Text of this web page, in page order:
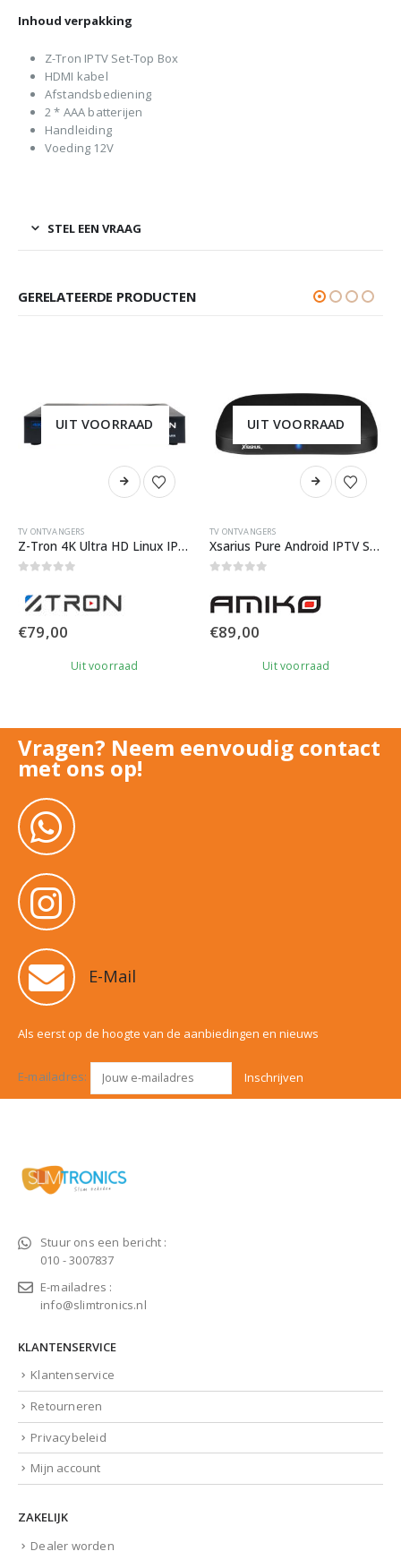
Inhoud verpakking
Z-Tron IPTV Set-Top Box
HDMI kabel
Afstandsbediening
2 * AAA batterijen
Handleiding
Voeding 12V
STEL EEN VRAAG
GERELATEERDE PRODUCTEN
UIT VOORRAAD
TV ONTVANGERS
Z-Tron 4K Ultra HD Linux IPTV Box
€79,00
Uit voorraad
UIT VOORRAAD
TV ONTVANGERS
Xsarius Pure Android IPTV Set Top Box
€89,00
Uit voorraad
Vragen? Neem eenvoudig contact
met ons op!
E-Mail
Als eerst op de hoogte van de aanbiedingen en nieuws
E-mailadres:
Stuur ons een bericht :
010 - 3007837
E-mailadres :
info@slimtronics.nl
KLANTENSERVICE
Klantenservice
Retourneren
Privacybeleid
Mijn account
ZAKELIJK
Dealer worden